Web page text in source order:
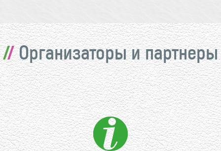
Организаторы и партнеры